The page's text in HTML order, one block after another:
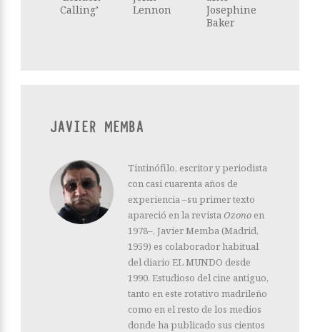
Calling’
Lennon
Josephine
Baker
JAVIER MEMBA
Tintinófilo, escritor y periodista
con casi cuarenta años de
experiencia –su primer texto
apareció en la revistaOzono en
1978–, Javier Memba (Madrid,
1959) es colaborador habitual
del diario EL MUNDO desde
1990. Estudioso del cine antiguo,
tanto en este rotativo madrileño
como en el resto de los medios
donde ha publicado sus cientos